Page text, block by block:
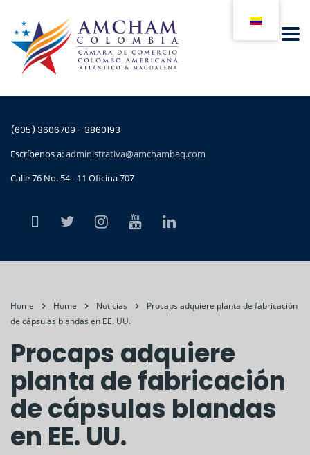
(605) 3606709 - 3860193
Escríbenos a:administrativa@amchambaq.com
Calle 76 No. 54 - 11 Oficina 707
Home Home Noticias
Procaps adquiere planta de fabricación
de cápsulas blandas en EE. UU.
Procaps adquiere
planta de fabricación
de cápsulas blandas
en EE. UU.